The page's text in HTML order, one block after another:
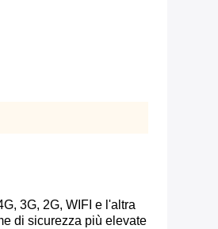
3G, 2G, WIFI e l'altra
di sicurezza più elevate